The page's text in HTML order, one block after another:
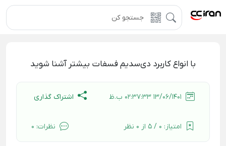
با انواع کاربرد دی‌سدیم فسفات بیشتر آشنا شوید
اشتراک گذاری
امتیاز: 0 / 5 از 0 نظر نظرات: 0